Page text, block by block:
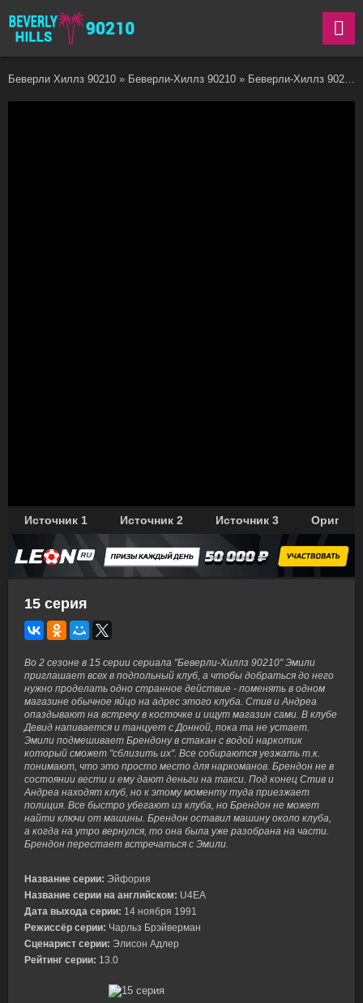
Беверли Хиллз 90210 » Беверли-Хиллз 90210 » Беверли-Хиллз 90210 2 сезон
Источник 1 Источник 2 Источник 3
15 серия
Во 2 сезоне в 15 серии сериала "Беверли-Хиллз 90210" Эмили
приглашает всех в подпольный клуб, а чтобы добраться до него
нужно проделать одно странное действие - поменять в одном
магазине обычное яйцо на адрес этого клуба. Стив и Андреа
опаздывают на встречу в косточке и ищут магазин сами. В клубе
Девид напивается и танцует с Донной, пока та не устает.
Эмили подмешивает Брендону в стакан с водой наркотик
который сможет "сблизить их". Все собираются уезжать т.к.
понимают, что это просто место для наркоманов. Брендон не в
состоянии вести и ему дают деньги на такси. Под конец Стив и
Андреа находят клуб, но к этому моменту туда приезжает
полиция. Все быстро убегают из клуба, но Брендон не может
найти ключи от машины. Брендон оставил машину около клуба,
а когда на утро вернулся, то она была уже разобрана на части.
Брендон перестает встречаться с Эмили.
Название серии: Эйфория
Название серии на английском: U4EA
Дата выхода серии: 14 ноября 1991
Режиссёр серии: Чарльз Брэйверман
Сценарист серии: Элисон Адлер
Рейтинг серии: 13.0